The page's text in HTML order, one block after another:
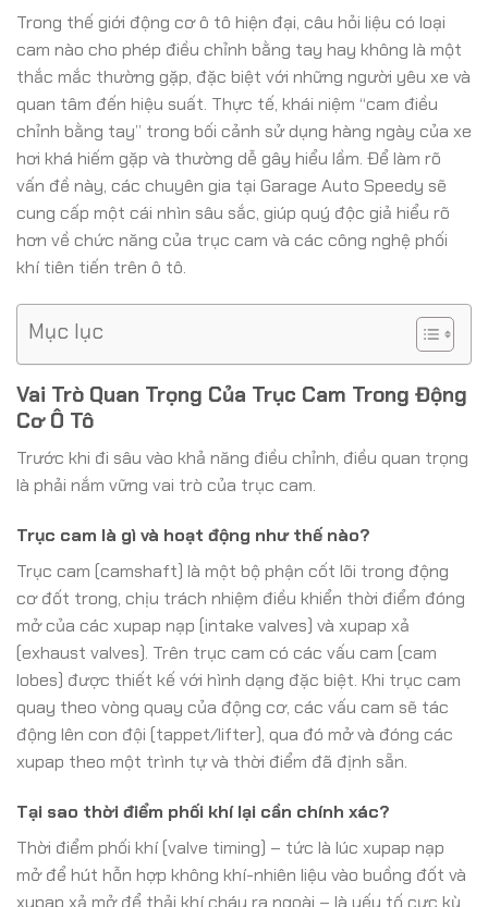
Trong thế giới động cơ ô tô hiện đại, câu hỏi liệu có loại
cam nào cho phép điều chỉnh bằng tay hay không là một
thắc mắc thường gặp, đặc biệt với những người yêu xe và
quan tâm đến hiệu suất. Thực tế, khái niệm “cam điều
chỉnh bằng tay” trong bối cảnh sử dụng hàng ngày của xe
hơi khá hiếm gặp và thường dễ gây hiểu lầm. Để làm rõ
vấn đề này, các chuyên gia tại Garage Auto Speedy sẽ
cung cấp một cái nhìn sâu sắc, giúp quý độc giả hiểu rõ
hơn về chức năng của trục cam và các công nghệ phối
khí tiên tiến trên ô tô.
Mục lục
Vai Trò Quan Trọng Của Trục Cam Trong Động
Cơ Ô Tô
Trước khi đi sâu vào khả năng điều chỉnh, điều quan trọng
là phải nắm vững vai trò của trục cam.
Trục cam là gì và hoạt động như thế nào?
Trục cam (camshaft) là một bộ phận cốt lõi trong động
cơ đốt trong, chịu trách nhiệm điều khiển thời điểm đóng
mở của các xupap nạp (intake valves) và xupap xả
(exhaust valves). Trên trục cam có các vấu cam (cam
lobes) được thiết kế với hình dạng đặc biệt. Khi trục cam
quay theo vòng quay của động cơ, các vấu cam sẽ tác
động lên con đội (tappet/lifter), qua đó mở và đóng các
xupap theo một trình tự và thời điểm đã định sẵn.
Tại sao thời điểm phối khí lại cần chính xác?
Thời điểm phối khí (valve timing) – tức là lúc xupap nạp
mở để hút hỗn hợp không khí-nhiên liệu vào buồng đốt và
xupap xả mở để thải khí cháy ra ngoài – là yếu tố cực kỳ